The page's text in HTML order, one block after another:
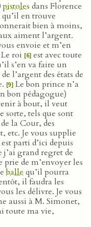
pistoles dans Florence
en trouve
bien à moins,
aiment l’argent.
envoie et m’en
roi [6] est avec toute
s’en va faire un
l’argent des états de
[9] Le bon prince n’a
bon pédagogue)
à bout, il veut
sorte, tels que sont
de la Cour, des
etc. Je vous supplie
parti d’ici depuis
grand regret de
de m’envoyer les
balle qu’il pourra
il faudra les
les délivre. Je vous
aussi à M. Simonet,
toute ma vie,